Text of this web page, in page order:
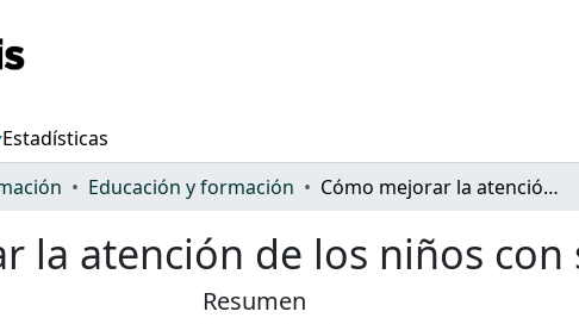
Estadísticas
Educación y formación Cómo mejorar la atención de los niños con síndrome de down
la atención de los niños
Resumen